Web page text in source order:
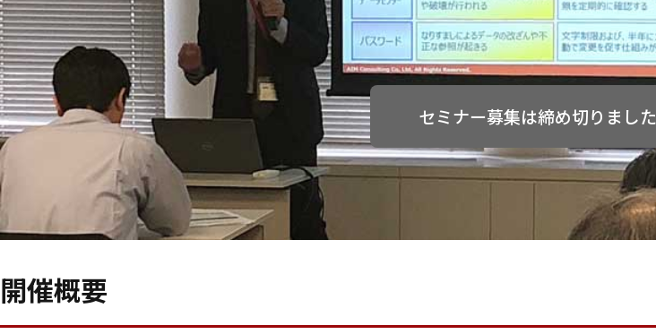
セミナー募集は締め切りました
開催概要